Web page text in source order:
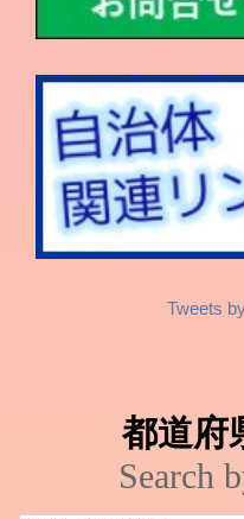
Tweets
都道府
Search